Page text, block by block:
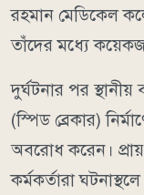
রহমান মেডিকেল
তাঁদের মধ্যে
দুর্ঘটনার পর
(স্পিড ব্রেকার)
অবরোধ করেন।
কর্মকর্তারা